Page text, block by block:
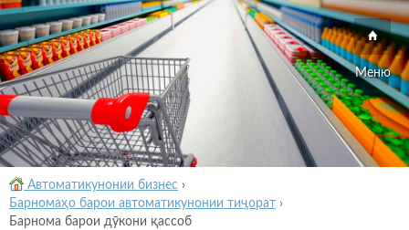
Меню
Автоматикунонии бизнес ›
Барномаҳо барои автоматикунонии тиҷорат ›
Барнома барои дӯкони қассоб